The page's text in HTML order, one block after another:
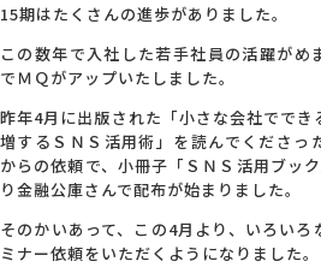
会社概要
アクセス
採用情報
15期はたくさんの進歩がありました。
この数年で入社した若手社員の活躍がめ
でＭＱがアップいたしました。
昨年4月に出版された「小さな会社ででき
増するＳＮＳ活用術」を読んでくださっ
からの依頼で、小冊子「ＳＮＳ活用ブッ
り金融公庫さんで配布が始まりました。
そのかいあって、この4月より、いろいろ
ミナー依頼をいただくようになりました。